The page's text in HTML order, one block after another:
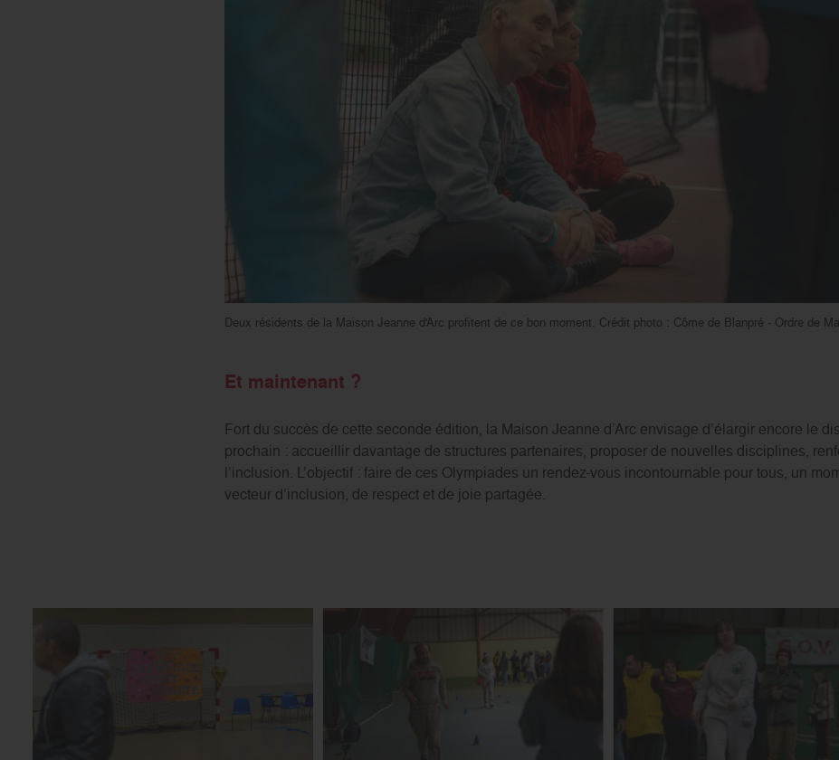
Deux résidents de la Maison Jeanne d'Arc profitent de ce bon moment. Crédit photo : Côme de Blanpré - Ordre de
Et maintenant ?
Fort du succès de cette seconde édition, la Maison Jeanne d’Arc envisage d’élargir encore le
prochain : accueillir davantage de structures partenaires, proposer de nouvelles disciplines,
l’inclusion. L’objectif : faire de ces Olympiades un rendez-vous incontournable pour tous, un
vecteur d’inclusion, de respect et de joie partagée.